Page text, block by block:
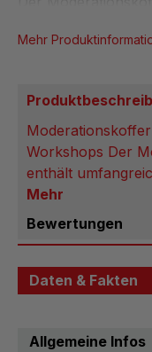
Mehr
Workshops Der
enthält
Mehr
Bewertungen
Daten & Fakten
Allgemeine Infos